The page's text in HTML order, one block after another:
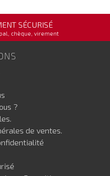
SÉCURISÉ
chèque, virement
?
de ventes.